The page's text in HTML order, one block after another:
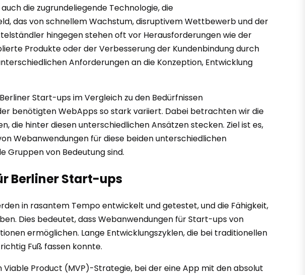
die zugrundeliegende Technologie, die
das von schnellem Wachstum, disruptivem Wettbewerb und der
hingegen stehen oft vor Herausforderungen wie der
Produkte oder der Verbesserung der Kundenbindung durch
Anforderungen an die Konzeption, Entwicklung
Start-ups im Vergleich zu den Bedürfnissen
benötigten WebApps so stark variiert. Dabei betrachten wir die
die hinter diesen unterschiedlichen Ansätzen stecken. Ziel ist es,
Webanwendungen für diese beiden unterschiedlichen
Gruppen von Bedeutung sind.
Berliner Start-ups
in rasantem Tempo entwickelt und getestet, und die Fähigkeit,
Dies bedeutet, dass Webanwendungen für Start-ups von
ermöglichen. Lange Entwicklungszyklen, die bei traditionellen
Fuß fassen konnte.
Product (MVP)-Strategie, bei der eine App mit den absolut